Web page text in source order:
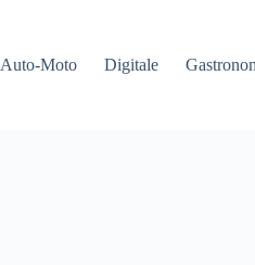
Auto-Moto Digitale